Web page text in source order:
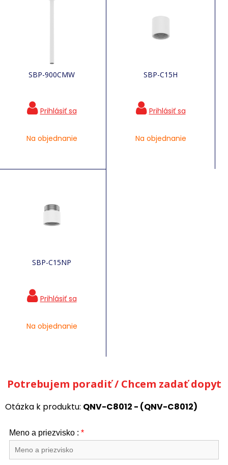
SBP-900CMW
Na objednanie
SBP-C15H
Na objednanie
SBP-C15NP
Na objednanie
Potrebujem poradiť / Chcem zadať dopyt
Otázka k produktu: QNV-C8012 - (QNV-C8012)